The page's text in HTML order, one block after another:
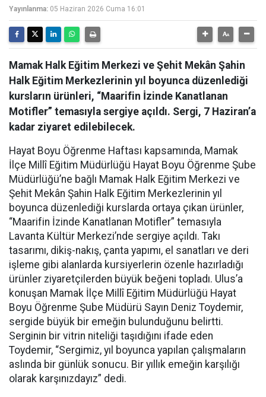
Yayınlanma: 05 Haziran 2026 Cuma 16:01
Mamak Halk Eğitim Merkezi ve Şehit Mekân Şahin
Halk Eğitim Merkezlerinin yıl boyunca düzenlediği
kursların ürünleri, “Maarifin İzinde Kanatlanan
Motifler” temasıyla sergiye açıldı. Sergi, 7 Haziran’a
kadar ziyaret edilebilecek.
Hayat Boyu Öğrenme Haftası kapsamında, Mamak
İlçe Millî Eğitim Müdürlüğü Hayat Boyu Öğrenme Şube
Müdürlüğü’ne bağlı Mamak Halk Eğitim Merkezi ve
Şehit Mekân Şahin Halk Eğitim Merkezlerinin yıl
boyunca düzenlediği kurslarda ortaya çıkan ürünler,
“Maarifin İzinde Kanatlanan Motifler” temasıyla
Lavanta Kültür Merkezi’nde sergiye açıldı. Takı
tasarımı, dikiş-nakış, çanta yapımı, el sanatları ve deri
işleme gibi alanlarda kursiyerlerin özenle hazırladığı
ürünler ziyaretçilerden büyük beğeni topladı. Ulus’a
konuşan Mamak İlçe Millî Eğitim Müdürlüğü Hayat
Boyu Öğrenme Şube Müdürü Sayın Deniz Toydemir,
sergide büyük bir emeğin bulunduğunu belirtti.
Serginin bir vitrin niteliği taşıdığını ifade eden
Toydemir, “Sergimiz, yıl boyunca yapılan çalışmaların
aslında bir günlük sonucu. Bir yıllık emeğin karşılığı
olarak karşınızdayız” dedi.